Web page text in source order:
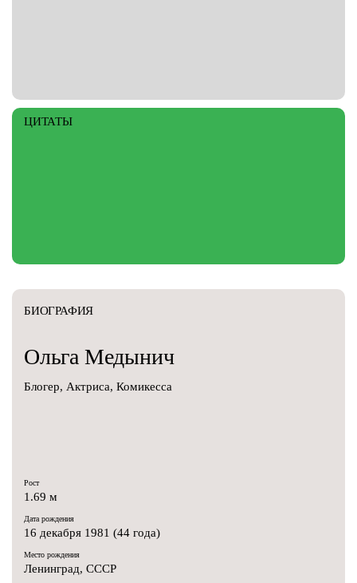
ЦИТАТЫ
БИОГРАФИЯ
Ольга Медынич
Блогер, Актриса, Комикесса
Рост
1.69 м
Дата рождения
16 декабря 1981 (44 года)
Место рождения
Ленинград, СССР